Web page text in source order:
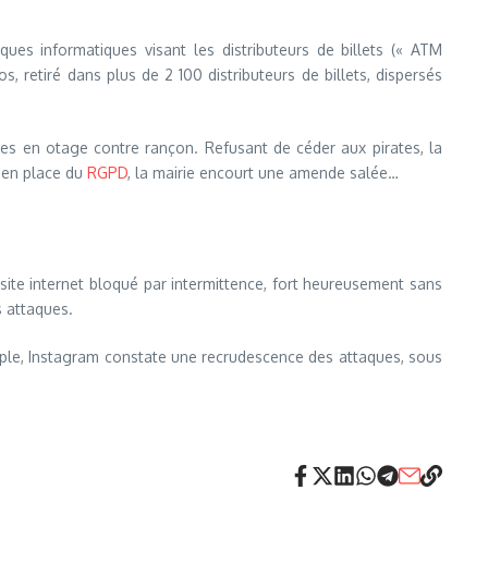
informatiques visant les distributeurs de billets (« ATM
retiré dans plus de 2 100 distributeurs de billets, dispersés
en otage contre rançon. Refusant de céder aux pirates, la
place du RGPD, la mairie encourt une amende salée…
internet bloqué par intermittence, fort heureusement sans
attaques.
Instagram constate une recrudescence des attaques, sous